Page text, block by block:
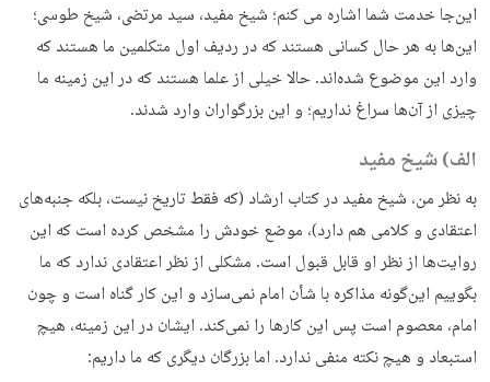
این‌جا خدمت شما اشاره می کنم؛ شیخ مفید، سید مرتضی، شیخ طوسی؛
این‌ها به هر حال کسانی هستند که در ردیف اول متکلمین ما هستند که
وارد این موضوع شده‌اند. حالا خیلی از علما هستند که در این زمینه ما
چیزی از آن‌ها سراغ نداریم؛ و این بزرگواران وارد شدند.
الف) شیخ مفید
به نظر من، شیخ مفید در کتاب ارشاد (که فقط تاریخ نیست، بلکه جنبه‌های
اعتقادی و کلامی هم دارد)، موضع خودش را مشخص کرده است که این
روایت‌ها از نظر او قابل قبول است. مشکلی از نظر اعتقادی ندارد که ما
بگوییم این‌گونه مذاکره با شأن امام نمی‌سازد و این کار گناه است و چون
امام، معصوم است پس این کارها را نمی‌کند. ایشان در این زمینه، هیچ
استبعاد و هیچ نکته منفی ندارد. اما بزرگان دیگری که ما داریم: